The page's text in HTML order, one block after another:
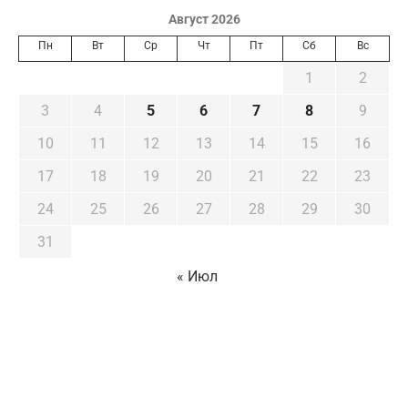
Август 2026
Пн Вт Ср Чт Пт Сб Вс
1
2
3
4 5 6 7 8
9
10
11 12 13 14 15
16
17
18 19 20 21 22
23
24
25 26 27 28 29
30
31
« Июл